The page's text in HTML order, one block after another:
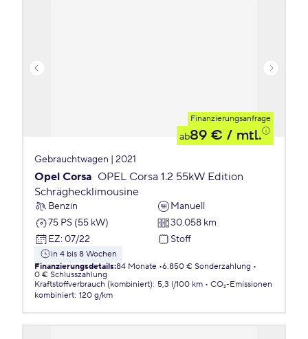
Finanzierungsanfrage
ab89 € / mtl.
Gebrauchtwagen | 2021
Opel Corsa OPEL Corsa 1.2 55kW Edition
Schräghecklimousine
Benzin
Manuell
75 PS (55 kW)
30.058 km
EZ: 07/22 Stoff
in 4 bis 8 Wochen
Finanzierungsdetails:84 Monate 6.850 € Sonderzahlung
0 € Schlusszahlung
Kraftstoffverbrauch (kombiniert): 5,3 l/100 km
CO₂-Emissionen
kombiniert: 120 g/km